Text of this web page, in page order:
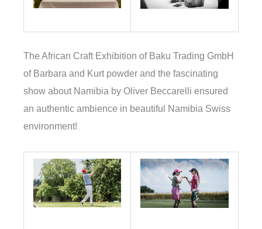
The African Craft Exhibition of Baku Trading GmbH
of Barbara and Kurt powder and the fascinating
show about Namibia by Oliver Beccarelli ensured
an authentic ambience in beautiful Namibia Swiss
environment!